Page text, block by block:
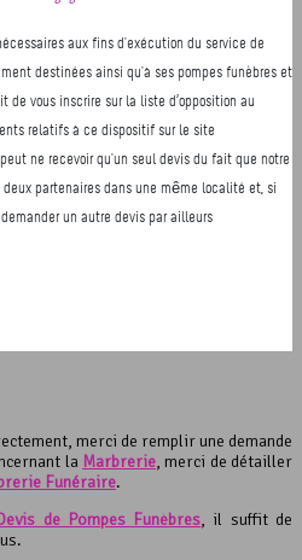
merci de remplir une demande
la Marbrerie, merci de détailler
Funéraire.
de Pompes Funèbres, il suffit de